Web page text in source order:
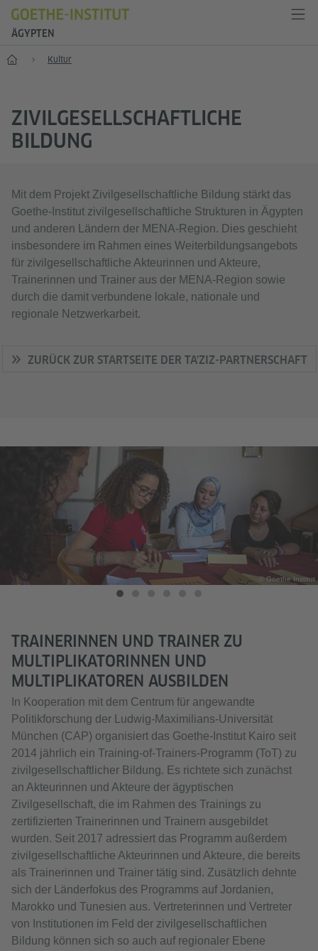
ÄGYPTEN
Start Kultur
ZIVILGESELLSCHAFTLICHE
BILDUNG
Mit dem Projekt Zivilgesellschaftliche Bildung stärkt das
Goethe-Institut zivilgesellschaftliche Strukturen in Ägypten
und anderen Ländern der MENA-Region. Dies geschieht
insbesondere im Rahmen eines Weiterbildungsangebots
für zivilgesellschaftliche Akteurinnen und Akteure,
Trainerinnen und Trainer aus der MENA-Region sowie
durch die damit verbundene lokale, nationale und
regionale Netzwerkarbeit.
ZURÜCK ZUR STARTSEITE DER TA'ZIZ-PARTNERSCHAFT
© Goethe Institut
TRAINERINNEN UND TRAINER ZU
MULTIPLIKATORINNEN UND
MULTIPLIKATOREN AUSBILDEN
In Kooperation mit dem Centrum für angewandte
Politikforschung der Ludwig-Maximilians-Universität
München (CAP) organisiert das Goethe-Institut Kairo seit
2014 jährlich ein Training-of-Trainers-Programm (ToT) zu
zivilgesellschaftlicher Bildung. Es richtete sich zunächst
an Akteurinnen und Akteure der ägyptischen
Zivilgesellschaft, die im Rahmen des Trainings zu
zertifizierten Trainerinnen und Trainern ausgebildet
wurden. Seit 2017 adressiert das Programm außerdem
zivilgesellschaftliche Akteurinnen und Akteure, die bereits
als Trainerinnen und Trainer tätig sind. Zusätzlich dehnte
sich der Länderfokus des Programms auf Jordanien,
Marokko und Tunesien aus. Vertreterinnen und Vertreter
von Institutionen im Feld der zivilgesellschaftlichen
Bildung können sich so auch auf regionaler Ebene